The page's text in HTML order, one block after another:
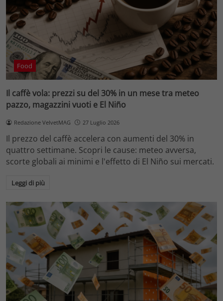
Food
Il caffè vola: prezzi su del 30% in un mese tra meteo
pazzo, magazzini vuoti e El Niño
Redazione VelvetMAG 27 Luglio 2026
Il prezzo del caffè accelera con aumenti del 30% in
quattro settimane. Scopri le cause: meteo avversa,
scorte globali ai minimi e l'effetto di El Niño sui mercati.
Leggi di più